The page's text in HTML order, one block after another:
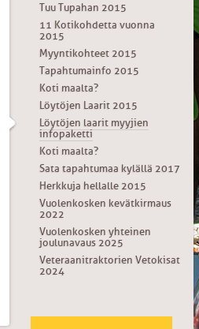
Tuu Tupahan 2015
11 Kotikohdetta vuonna
2015
Myyntikohteet 2015
Tapahtumainfo 2015
Koti maalta?
Löytöjen Laarit 2015
Löytöjen laarit myyjien
infopaketti
Koti maalta?
Sata tapahtumaa kylällä 2017
Herkkuja hellalle 2015
Vuolenkosken kevätkirmaus
2022
Vuolenkosken yhteinen
joulunavaus 2025
Veteraanitraktorien Vetokisat
2024